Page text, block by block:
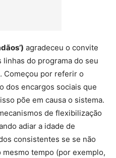
agradeceu o convite
linhas do programa do seu
Começou por referir o
dos encargos sociais que
põe em causa o sistema.
de flexibilização
adiar a idade de
consistentes se se não
tempo (por exemplo,